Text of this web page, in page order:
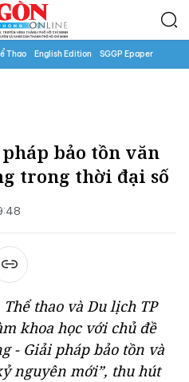
Thao English Edition SGGP Epaper
bảo tồn văn
trong thời đại số
thao và Du lịch TP
khoa học với chủ đề
- Giải pháp bảo tồn và
nguyên mới”, thu hút